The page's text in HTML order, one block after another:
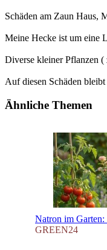
Schäden am Zaun Haus,
Meine Hecke ist um eine
Diverse kleiner Pflanzen
Auf diesen Schäden
Ähnliche Themen
Natron im Garten:
GREEN24